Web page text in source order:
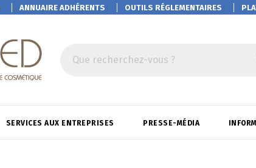
ANNUAIRE ADHÉRENTS OUTILS RÉGLEMENTAIRES
Que recherchez-vous ?
SERVICES AUX ENTREPRISES PRESSE-MÉDIA